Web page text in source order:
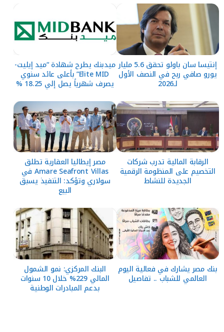
إنتيسا سان باولو تحقق 5.6 مليار
يورو صافي ربح في النصف الأول
لـ2026
ميدبنك يطرح شهادة “ميد إيليت-
Elite MID” بأعلى عائد سنوي
يصرف شهرياً يصل إلي 18.25 %
الرقابة المالية تدرب شركات
التخصيم على المنظومة الرقمية
الجديدة للنشاط
مصر إيطاليا العقارية تطلق
Amare Seafront Villas في
سولاري وتؤكد: التنفيذ يسبق
البيع
بنك مصر يشارك في فعالية اليوم
العالمي للشباب .. تفاصيل
البنك المركزي: نمو الشمول
المالي 229% خلال 10 سنوات
بدعم المبادرات الوطنية